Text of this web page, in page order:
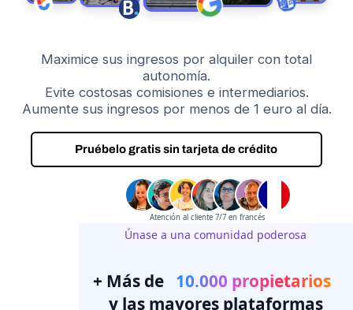
Maximice sus ingresos por alquiler con total
autonomía.
Evite costosas comisiones e intermediarios.
Aumente sus ingresos por menos de 1 euro al día.
Pruébelo gratis sin tarjeta de crédito
Atención al cliente 7/7 en francés
Únase a una comunidad poderosa
+ Más de 10.000 propietarios
y las mayores plataformas